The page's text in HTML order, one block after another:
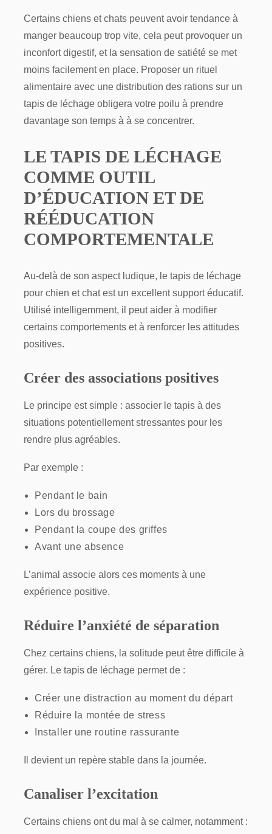
Certains chiens et chats peuvent avoir tendance à
manger beaucoup trop vite, cela peut provoquer un
inconfort digestif, et la sensation de satiété se met
moins facilement en place. Proposer un rituel
alimentaire avec une distribution des rations sur un
tapis de léchage obligera votre poilu à prendre
davantage son temps à à se concentrer.
LE TAPIS DE LÉCHAGE
COMME OUTIL
D’ÉDUCATION ET DE
RÉÉDUCATION
COMPORTEMENTALE
Au-delà de son aspect ludique, le tapis de léchage
pour chien et chat est un excellent support éducatif.
Utilisé intelligemment, il peut aider à modifier
certains comportements et à renforcer les attitudes
positives.
Créer des associations positives
Le principe est simple : associer le tapis à des
situations potentiellement stressantes pour les
rendre plus agréables.
Par exemple :
Pendant le bain
Lors du brossage
Pendant la coupe des griffes
Avant une absence
L’animal associe alors ces moments à une
expérience positive.
Réduire l’anxiété de séparation
Chez certains chiens, la solitude peut être difficile à
gérer. Le tapis de léchage permet de :
Créer une distraction au moment du départ
Réduire la montée de stress
Installer une routine rassurante
Il devient un repère stable dans la journée.
Canaliser l’excitation
Certains chiens ont du mal à se calmer, notamment :